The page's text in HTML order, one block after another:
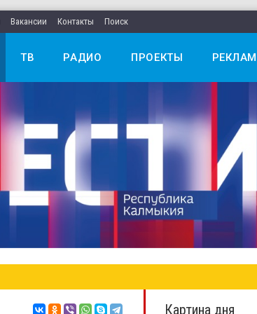
Вакансии Контакты Поиск
ТВ РАДИО ПРОЕКТЫ
Картина дня